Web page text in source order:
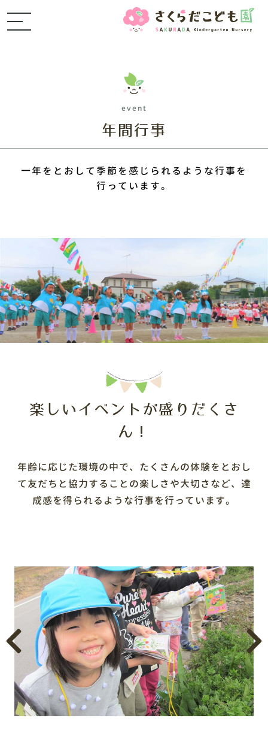
event
年間行事
一年をとおして季節を感じられるような行事を
行っています。
楽しいイベントが盛りだくさ
ん！
年齢に応じた環境の中で、たくさんの体験をとおし
て友だちと協力することの楽しさや大切さなど、達
成感を得られるような行事を行っています。